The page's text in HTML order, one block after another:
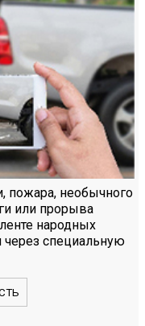
пожара, необычного
или прорыва
народных
через специальную